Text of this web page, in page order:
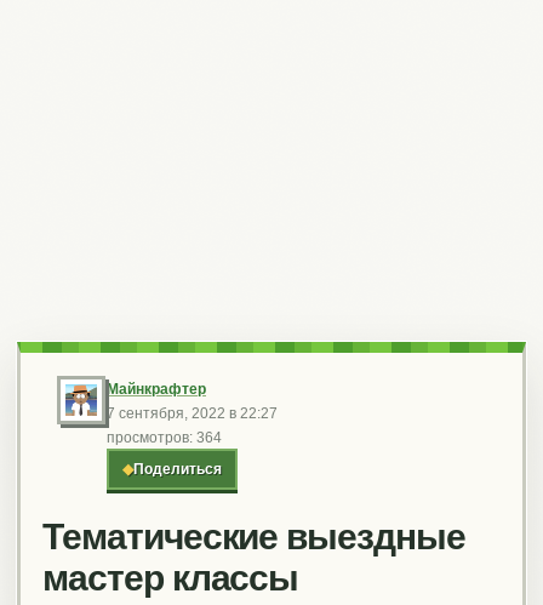
Майнкрафтер
7 сентября, 2022 в 22:27
просмотров: 364
◆Поделиться
Тематические выездные
мастер классы